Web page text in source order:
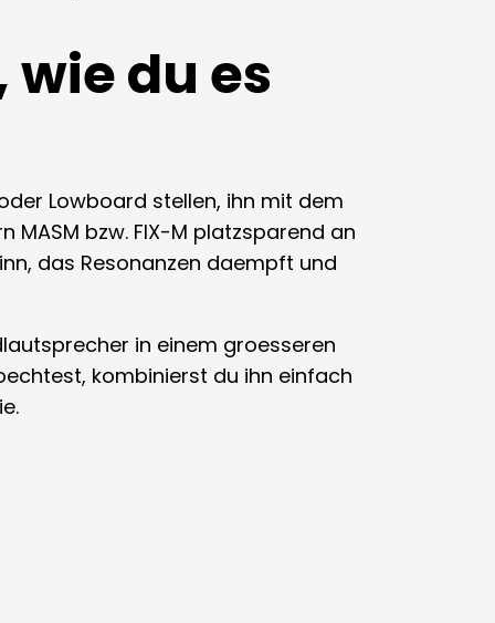
du es
Lowboard stellen, ihn mit dem
bzw. FIX-M platzsparend an
das Resonanzen daempft und
in einem groesseren
kombinierst du ihn einfach